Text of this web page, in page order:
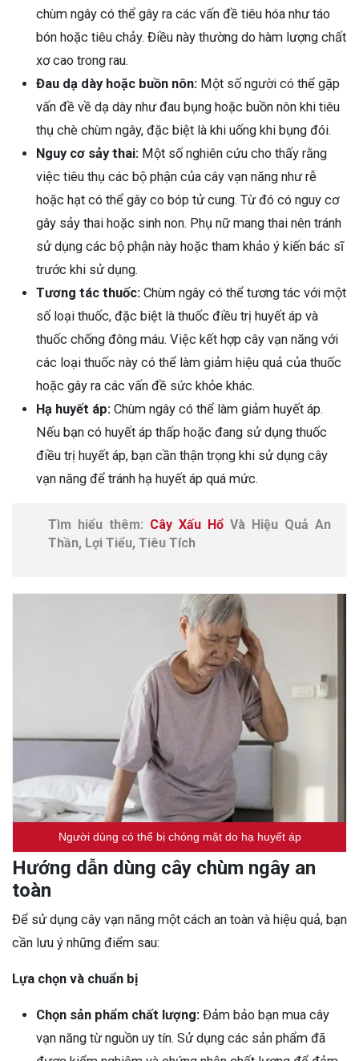
chùm ngây có thể gây ra các vấn đề tiêu hóa như táo
bón hoặc tiêu chảy. Điều này thường do hàm lượng chất
xơ cao trong rau.
Đau dạ dày hoặc buồn nôn: Một số người có thể gặp
vấn đề về dạ dày như đau bụng hoặc buồn nôn khi tiêu
thụ chè chùm ngây, đặc biệt là khi uống khi bụng đói.
Nguy cơ sảy thai: Một số nghiên cứu cho thấy rằng
việc tiêu thụ các bộ phận của cây vạn năng như rễ
hoặc hạt có thể gây co bóp tử cung. Từ đó có nguy cơ
gây sảy thai hoặc sinh non. Phụ nữ mang thai nên tránh
sử dụng các bộ phận này hoặc tham khảo ý kiến bác sĩ
trước khi sử dụng.
Tương tác thuốc: Chùm ngây có thể tương tác với một
số loại thuốc, đặc biệt là thuốc điều trị huyết áp và
thuốc chống đông máu. Việc kết hợp cây vạn năng với
các loại thuốc này có thể làm giảm hiệu quả của thuốc
hoặc gây ra các vấn đề sức khỏe khác.
Hạ huyết áp: Chùm ngây có thể làm giảm huyết áp.
Nếu bạn có huyết áp thấp hoặc đang sử dụng thuốc
điều trị huyết áp, bạn cần thận trọng khi sử dụng cây
vạn năng để tránh hạ huyết áp quá mức.
Tìm hiểu thêm: Cây Xấu Hổ Và Hiệu Quả An
Thần, Lợi Tiểu, Tiêu Tích
Người dùng có thể bị chóng mặt do hạ huyết áp
Hướng dẫn dùng cây chùm ngây an
toàn
Để sử dụng cây vạn năng một cách an toàn và hiệu quả, bạn
cần lưu ý những điểm sau:
Lựa chọn và chuẩn bị
Chọn sản phẩm chất lượng: Đảm bảo bạn mua cây
vạn năng từ nguồn uy tín. Sử dụng các sản phẩm đã